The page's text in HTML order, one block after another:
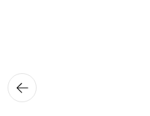
뒤로가
기